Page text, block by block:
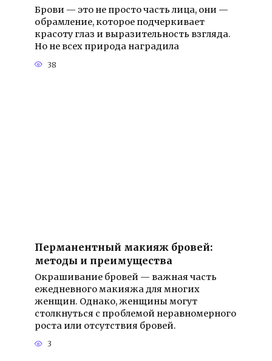
Брови — это не просто часть лица, они —
обрамление, которое подчеркивает
красоту глаз и выразительность взгляда.
Но не всех природа наградила
38
Перманентный макияж бровей:
методы и преимущества
Окрашивание бровей — важная часть
ежедневного макияжа для многих
женщин. Однако, женщины могут
столкнуться с проблемой неравномерного
роста или отсутствия бровей.
3